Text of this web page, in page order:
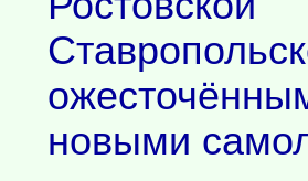
новыми